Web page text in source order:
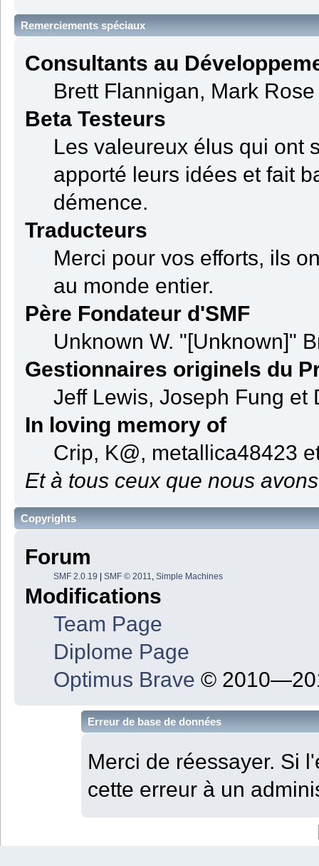
Remerciements spéciaux
Consultants au
Brett Flannigan, Mark
Beta Testeurs
Les valeureux élus qui ont
apporté leurs idées et fait
démence.
Traducteurs
Merci pour vos efforts, ils
au monde entier.
Père Fondateur d'SMF
Unknown W. "[Unknown]"
Gestionnaires originels du
Jeff Lewis, Joseph Fung et
In loving memory of
Crip, K@, metallica48423
Et à tous ceux que nous
Copyrights
Forum
SMF 2.0.19 | SMF © 2011 Simple Machines
Modifications
Team Page
Diplome Page
Optimus Brave ©
Erreur de base de données
Merci de réessayer. Si
cette erreur à un